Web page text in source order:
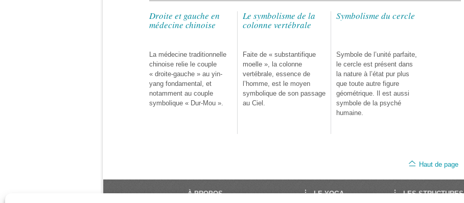
Droite et gauche en
médecine chinoise
La médecine traditionnelle
chinoise relie le couple
« droite-gauche » au yin-
yang fondamental, et
notamment au couple
symbolique « Dur-Mou ».
Le symbolisme de la
colonne vertébrale
Faite de « substantifique
moelle », la colonne
vertébrale, essence de
l’homme, est le moyen
symbolique de son passage
au Ciel.
Symbolisme du cercle
Symbole de l’unité parfaite,
le cercle est présent dans
la nature à l’état pur plus
que toute autre figure
géométrique. Il est aussi
symbole de la psyché
humaine.
Haut de page
À PROPOS LE YOGA LES STRUCTURES